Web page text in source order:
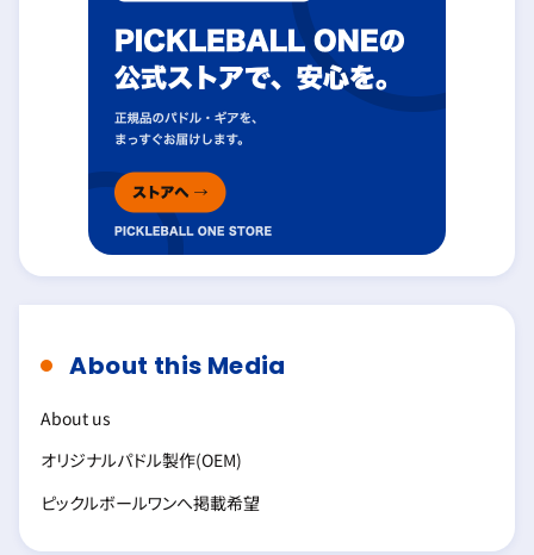
About this Media
About us
オリジナルパドル製作(OEM)
ピックルボールワンへ掲載希望